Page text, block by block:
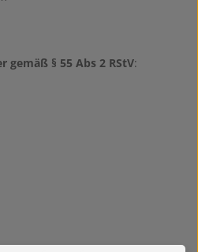
§ 55 Abs 2 RStV: